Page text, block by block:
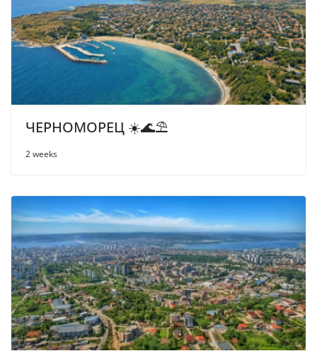
ЧЕРНОМОРЕЦ ☀️🌊⛱
2 weeks